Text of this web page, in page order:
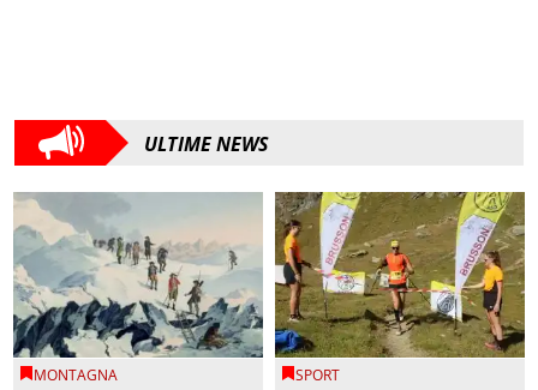
ULTIME NEWS
MONTAGNA SPORT